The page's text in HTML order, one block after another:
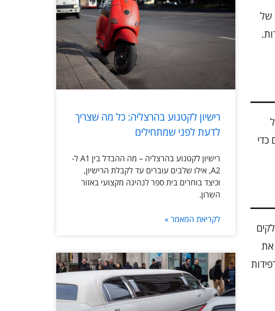
של
את
רישיון לקטנוע בהרצליה: כל מה שצריך
לדעת לפני שמתחילים
רישיון לקטנוע בהרצליה – מה ההבדל בין A1 ל-
A2, אילו שלבים עוברים עד לקבלת הרישיון,
וכיצד בוחרים בית ספר לנהיגה מקצועי באזור
השרון.
לקריאת המאמר »